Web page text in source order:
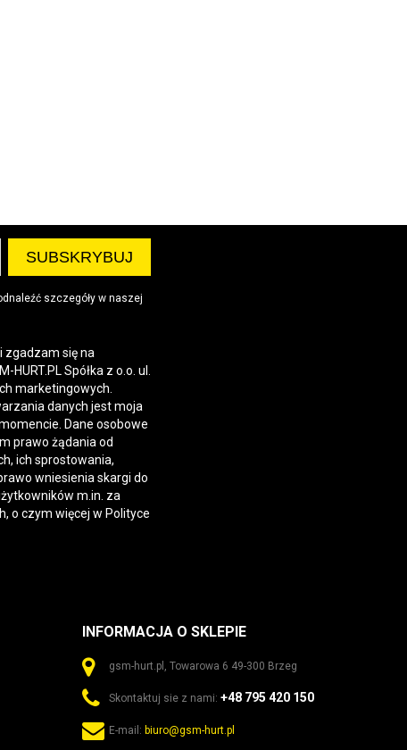
szczegóły w naszej
zgadzam się na
Spółka z o.o. ul.
marketingowych.
danych jest moja
Dane osobowe
prawo żądania od
ich sprostowania,
wniesienia skargi do
m.in. za
o czym więcej w Polityce
INFORMACJA O SKLEPIE
gsm-hurt.pl, Towarowa 6 49-300 Brzeg
Skontaktuj sie z nami: +48 795 420 150
E-mail: biuro@gsm-hurt.pl